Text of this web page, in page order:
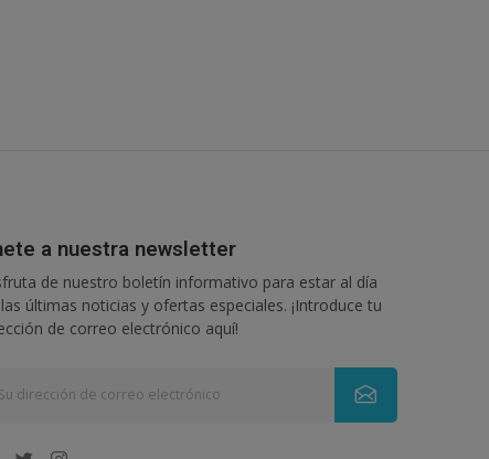
a nuestra newsletter
de nuestro boletín informativo para estar al día
últimas noticias y ofertas especiales. ¡Introduce tu
de correo electrónico aquí!